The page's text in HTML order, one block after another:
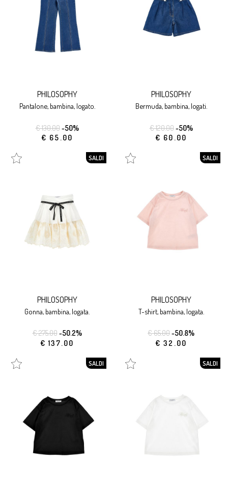
PHILOSOPHY
pantalone, bambina, logato.
€ 130.00-50%
€ 65.00
PHILOSOPHY
bermuda, bambina, logati.
€ 120.00-50%
€ 60.00
SALDI
PHILOSOPHY
gonna, bambina, logata.
€ 275.00-50.2%
€ 137.00
SALDI
PHILOSOPHY
t-shirt, bambina, logata.
€ 65.00-50.8%
€ 32.00
SALDI SALDI